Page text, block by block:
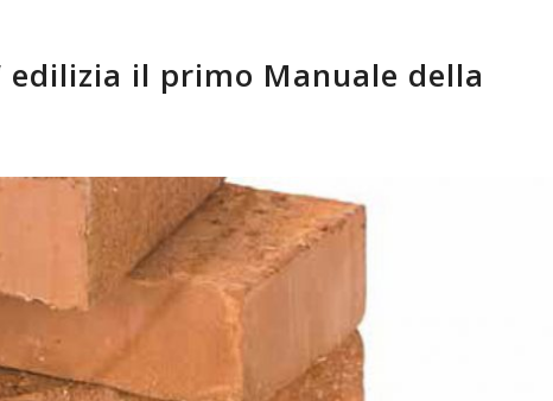
il primo Manuale della